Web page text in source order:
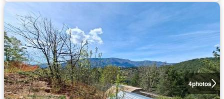
4photos